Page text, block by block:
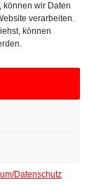
können wir Daten
verarbeiten.
können
Datenschutz